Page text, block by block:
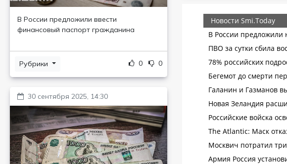
В России предложили ввести
финансовый паспорт гражданина
Рубрики 0 0
30 сентября 2025, 14:30